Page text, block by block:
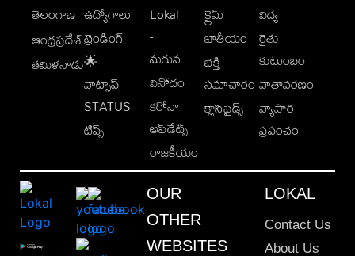
తెలంగాణ
ఆంధ్రప్రదేశ్
తమిళనాడు
ఉద్యోగాలు
ట్రెండింగ్
🌟
వాట్సాప్
STATUS
టిప్స్
Lokal
-
మగువ
వినోదం
కరోనా
అప్‌డేట్స్
రాజకీయం
క్రైమ్
జాతీయం
భక్తి
సమాచారం
క్లాసిఫైడ్స్
విద్య
రైతు
కుటుంబం
వాతావరణం
వ్యాపార
ప్రపంచం
OUR
OTHER
WEBSITES
LOKAL
Contact Us
About Us